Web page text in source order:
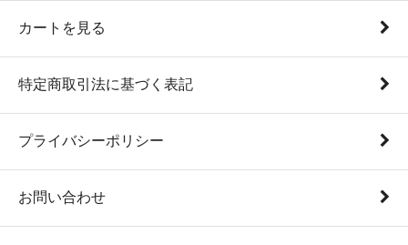
カートを見る
特定商取引法に基づく表記
プライバシーポリシー
お問い合わせ